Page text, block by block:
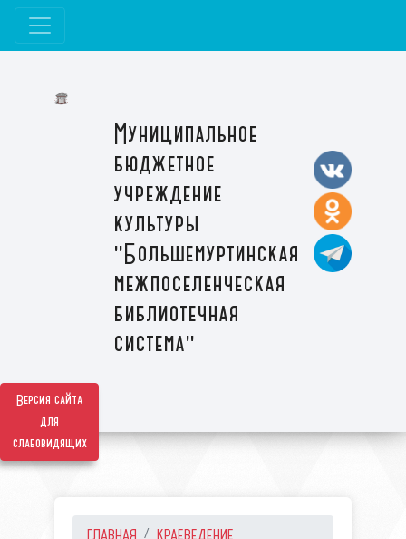
Версия сайта
для
слабовидящих
Муниципальное
бюджетное
учреждение
культуры
"Большемуртинская
межпоселенческая
библиотечная
система"
ГЛАВНАЯ
КРАЕВЕДЕНИЕ